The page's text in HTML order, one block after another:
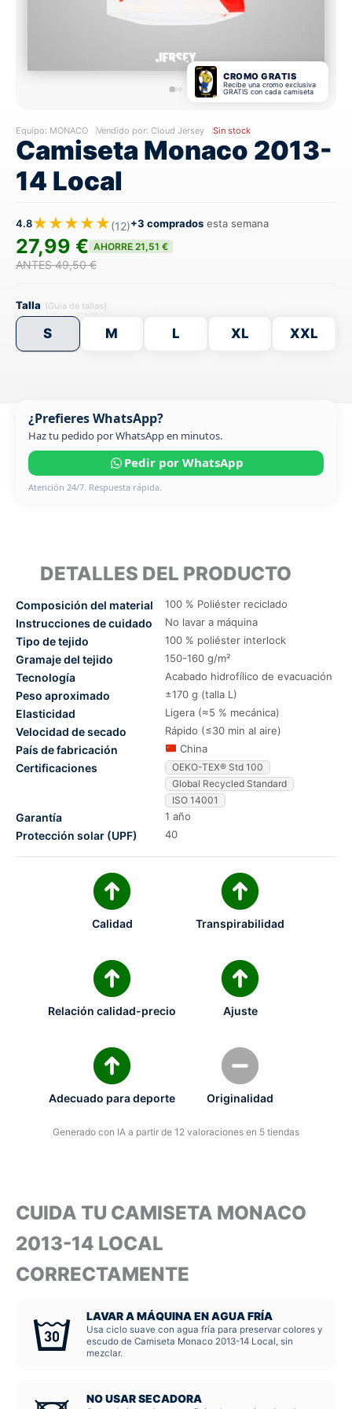
CROMO GRATIS
Recibe una cromo exclusiva
GRATIS con cada camiseta
Equipo: MONACO Vendido por: Cloud Jersey Sin stock
Camiseta Monaco 2013-
14 Local
4.8★★★★★(12)+3 comprados esta semana
27,99 € AHORRE 21,51 €
ANTES 49,50 €
Talla (Guía de tallas)
S M L XL XXL
¿Prefieres WhatsApp?
Haz tu pedido por WhatsApp en minutos.
Pedir por WhatsApp
Atención 24/7. Respuesta rápida.
DETALLES DEL PRODUCTO
Composición del material 100 % Poliéster reciclado
Instrucciones de cuidado No lavar a máquina
Tipo de tejido 100 % poliéster interlock
Gramaje del tejido 150-160 g/m²
Tecnología Acabado hidrofílico de evacuación
Peso aproximado ±170 g (talla L)
Elasticidad Ligera (≈5 % mecánica)
Velocidad de secado Rápido (≤30 min al aire)
País de fabricación China
Certificaciones
OEKO-TEX® Std 100
Global Recycled Standard
ISO 14001
Garantía 1 año
Protección solar (UPF) 40
Calidad Transpirabilidad
Relación calidad-precio Ajuste
Adecuado para deporte Originalidad
Generado con IA a partir de 12 valoraciones en 5 tiendas
CUIDA TU CAMISETA MONACO
2013-14 LOCAL
CORRECTAMENTE
LAVAR A MÁQUINA EN AGUA FRÍA
Usa ciclo suave con agua fría para preservar colores y
escudo de Camiseta Monaco 2013-14 Local, sin
mezclar.
NO USAR SECADORA